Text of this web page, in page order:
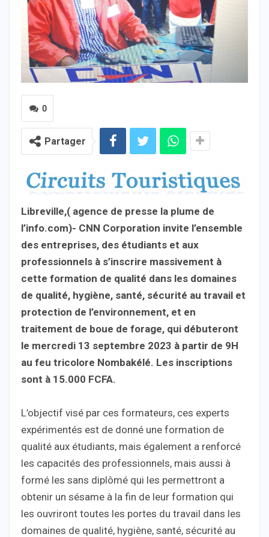
0
Partager
Libreville,( agence de presse la plume de
l’info.com)- CNN Corporation invite l’ensemble
des entreprises, des étudiants et aux
professionnels à s’inscrire massivement à
cette formation de qualité dans les domaines
de qualité, hygiène, santé, sécurité au travail et
protection de l’environnement, et en
traitement de boue de forage, qui débuteront
le mercredi 13 septembre 2023 à partir de 9H
au feu tricolore Nombakélé. Les inscriptions
sont à 15.000 FCFA.
L’objectif visé par ces formateurs, ces experts
expérimentés est de donné une formation de
qualité aux étudiants, mais également a renforcé
les capacités des professionnels, mais aussi à
formé les sans diplômé qui les permettront a
obtenir un sésame à la fin de leur formation qui
les ouvriront toutes les portes du travail dans les
domaines de qualité, hygiène, santé, sécurité au